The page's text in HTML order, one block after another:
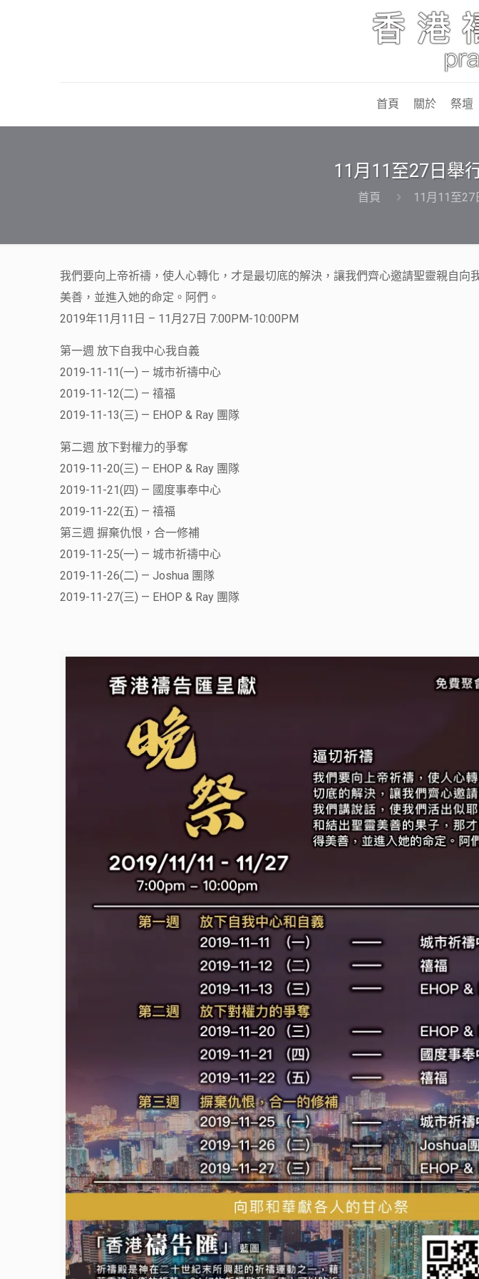
首頁 關於 祭壇
11月11至27日舉
首頁 11月11至27
我們要向上帝祈禱，使人心轉化，才是最切底的解決，讓我們齊心邀請聖靈親自
美善，並進入她的命定。阿們。
2019年11月11日 – 11月27日 7:00PM-10:00PM
第一週 放下自我中心我自義
2019-11-11(一) — 城市祈禱中心
2019-11-12(二) — 禧福
2019-11-13(三) — EHOP & Ray 團隊
第二週 放下對權力的爭奪
2019-11-20(三) — EHOP & Ray 團隊
2019-11-21(四) — 國度事奉中心
2019-11-22(五) — 禧福
第三週 摒棄仇恨，合一修補
2019-11-25(一) — 城市祈禱中心
2019-11-26(二) — Joshua 團隊
2019-11-27(三) — EHOP & Ray 團隊